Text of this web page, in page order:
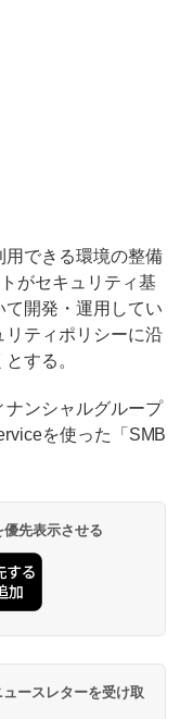
用できる環境の整備
がセキュリティ基
開発・運用してい
リティポリシーに沿
する。
ンシャルグループ
を使った「SMB
先表示させる
ースレターを受け取